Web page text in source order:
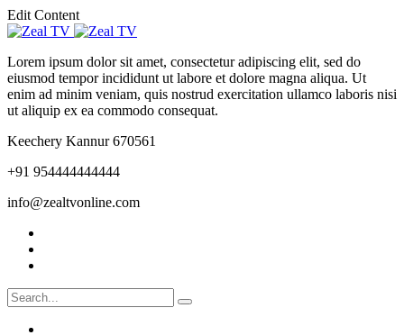
Edit Content
Lorem ipsum dolor sit amet, consectetur adipiscing elit, sed do
eiusmod tempor incididunt ut labore et dolore magna aliqua. Ut
enim ad minim veniam, quis nostrud exercitation ullamco laboris nisi
ut aliquip ex ea commodo consequat.
Keechery Kannur 670561
+91 954444444444
info@zealtvonline.com